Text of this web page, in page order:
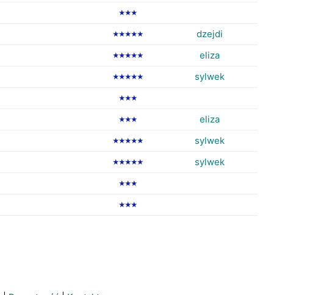
★★★
★★★★★ dzejdi
★★★★★ eliza
★★★★★ sylwek
★★★
★★★ eliza
★★★★★ sylwek
★★★★★ sylwek
★★★
★★★